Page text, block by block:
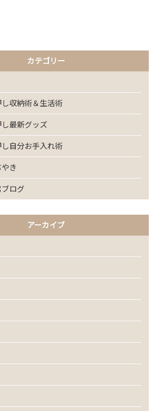
カテゴリー
収納術＆生活術
最新グッズ
自分お手入れ術
き
ログ
アーカイブ